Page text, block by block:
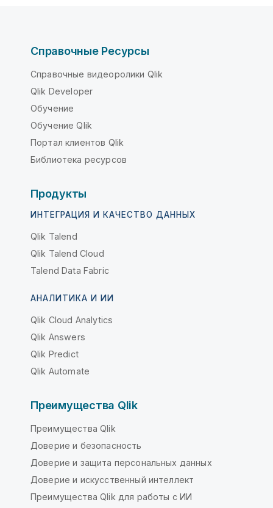
Справочные Ресурсы
Справочные видеоролики Qlik
Qlik Developer
Обучение
Обучение Qlik
Портал клиентов Qlik
Библиотека ресурсов
Продукты
ИНТЕГРАЦИЯ И КАЧЕСТВО ДАННЫХ
Qlik Talend
Qlik Talend Cloud
Talend Data Fabric
АНАЛИТИКА И ИИ
Qlik Cloud Analytics
Qlik Answers
Qlik Predict
Qlik Automate
Преимущества Qlik
Преимущества Qlik
Доверие и безопасность
Доверие и защита персональных данных
Доверие и искусственный интеллект
Преимущества Qlik для работы с ИИ